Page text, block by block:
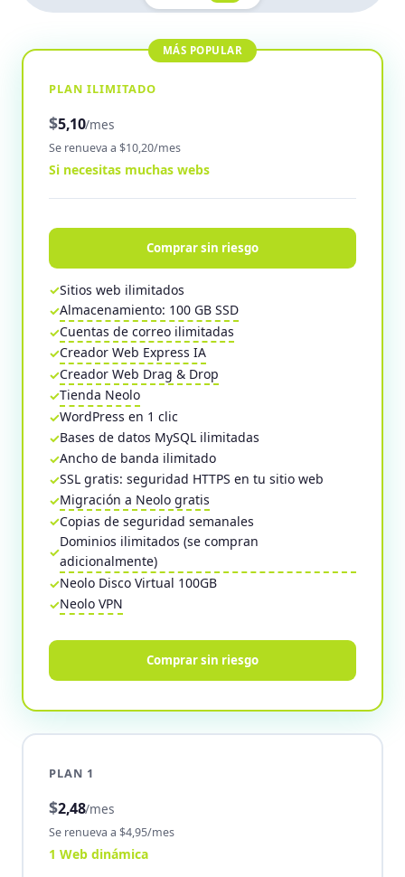
PLAN ILIMITADO
$5,10/mes
Se renueva a $10,20/mes
Si necesitas muchas webs
Comprar sin riesgo
Sitios web ilimitados
Almacenamiento: 100 GB SSD
Cuentas de correo ilimitadas
Creador Web Express IA
Creador Web Drag & Drop
Tienda Neolo
WordPress en 1 clic
Bases de datos MySQL ilimitadas
Ancho de banda ilimitado
SSL gratis: seguridad HTTPS en tu sitio web
Migración a Neolo gratis
Copias de seguridad semanales
Dominios ilimitados (se compran
adicionalmente)
Neolo Disco Virtual 100GB
Neolo VPN
Comprar sin riesgo
PLAN 1
$2,48/mes
Se renueva a $4,95/mes
1 Web dinámica